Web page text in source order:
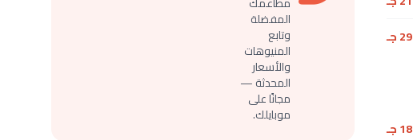
29 جـ
جـ
المفضلة
وتابع
المنيوهات
والأسعار
المحدثة —
مجانًا على
موبايلك.